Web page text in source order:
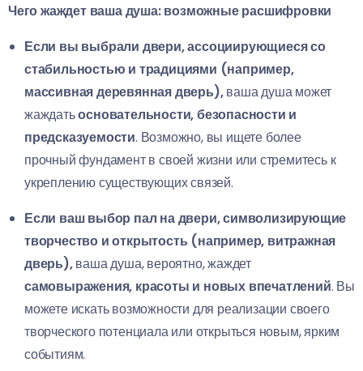
Чего жаждет ваша душа: возможные расшифровки
Если вы выбрали двери, ассоциирующиеся со
стабильностью и традициями (например,
массивная деревянная дверь),ваша душа может
жаждатьосновательности, безопасности и
предсказуемости. Возможно, вы ищете более
прочный фундамент в своей жизни или стремитесь к
укреплению существующих связей.
Если ваш выбор пал на двери, символизирующие
творчество и открытость (например, витражная
дверь),ваша душа, вероятно, жаждет
самовыражения, красоты и новых впечатлений. Вы
можете искать возможности для реализации своего
творческого потенциала или открыться новым, ярким
событиям.